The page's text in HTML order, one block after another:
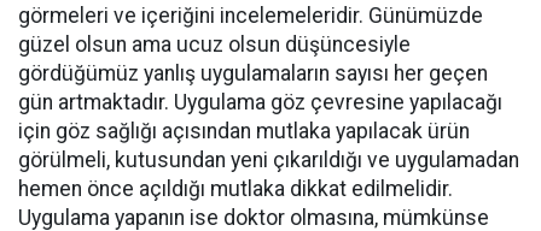
görmeleri ve içeriğini incelemeleridir. Günümüzde
güzel olsun ama ucuz olsun düşüncesiyle
gördüğümüz yanlış uygulamaların sayısı her geçen
gün artmaktadır. Uygulama göz çevresine yapılacağı
için göz sağlığı açısından mutlaka yapılacak ürün
görülmeli, kutusundan yeni çıkarıldığı ve uygulamadan
hemen önce açıldığı mutlaka dikkat edilmelidir.
Uygulama yapanın ise doktor olmasına, mümkünse